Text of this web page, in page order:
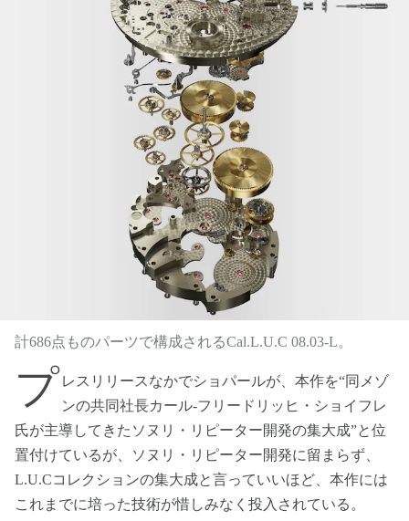
計686点ものパーツで構成されるCal.L.U.C 08.03-L。
プ
レスリリースなかでショパールが、本作を“同メゾ
ンの共同社長カール‐フリードリッヒ・ショイフレ
氏が主導してきたソヌリ・リピーター開発の集大成”と位
置付けているが、ソヌリ・リピーター開発に留まらず、
L.U.Cコレクションの集大成と言っていいほど、本作には
これまでに培った技術が惜しみなく投入されている。